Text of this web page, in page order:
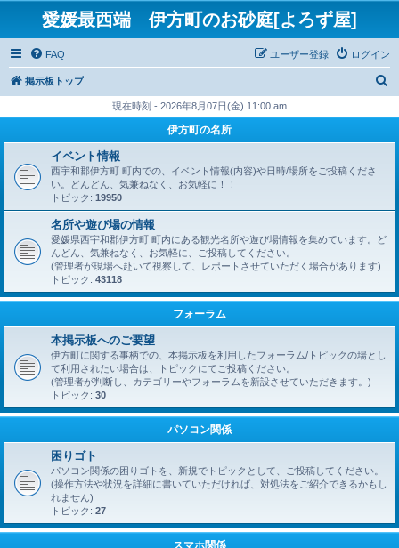
愛媛最西端 伊方町のお砂庭[よろず屋]
FAQ ログイン
ユーザー登録
掲示板トップ
現在時刻 - 2026年8月07日(金) 11:00 am
伊方町の名所
イベント情報
西宇和郡伊方町 町内での、イベント情報(内容)や日時/場所をご投稿くださ
い。どんどん、気兼ねなく、お気軽に！！
トピック: 19950
名所や遊び場の情報
愛媛県西宇和郡伊方町 町内にある観光名所や遊び場情報を集めています。ど
んどん、気兼ねなく、お気軽に、ご投稿してください。
(管理者が現場へ赴いて視察して、レポートさせていただく場合があります)
トピック: 43118
フォーラム
本掲示板へのご要望
伊方町に関する事柄での、本掲示板を利用したフォーラム/トピックの場とし
て利用されたい場合は、トピックにてご投稿ください。
(管理者が判断し、カテゴリーやフォーラムを新設させていただきます。)
トピック: 30
パソコン関係
困りゴト
パソコン関係の困りゴトを、新規でトピックとして、ご投稿してください。
(操作方法や状況を詳細に書いていただければ、対処法をご紹介できるかもし
れません)
トピック: 27
スマホ関係